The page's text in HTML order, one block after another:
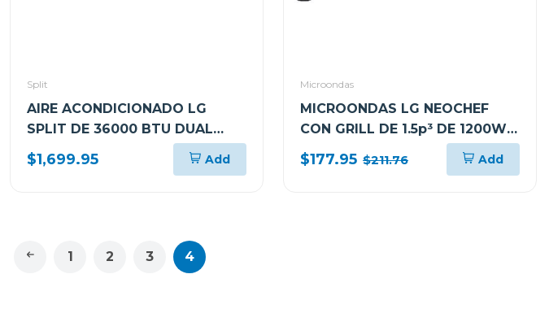
Split
AIRE ACONDICIONADO LG
SPLIT DE 36000 BTU DUAL
INVERTER SW362H8
$1,699.95 Add
Microondas
MICROONDAS LG NEOCHEF
CON GRILL DE 1.5p³ DE 1200W
MH1596CIR
$177.95 $211.76 Add
1 2 3 4